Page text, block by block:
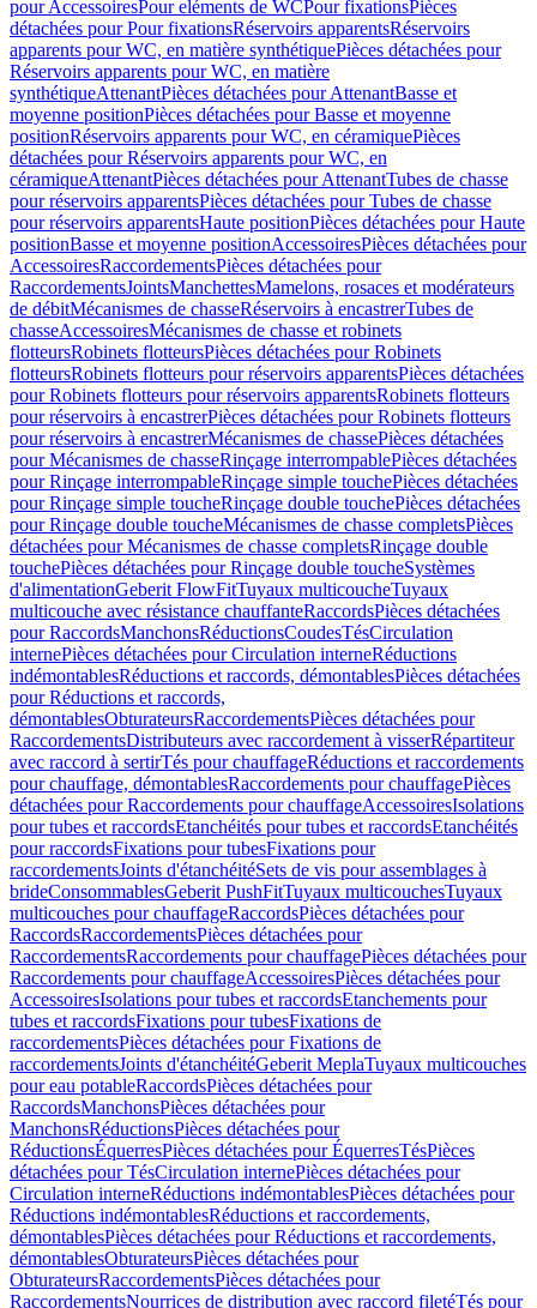
pour AccessoiresPour eléments de WCPour fixationsPièces
détachées pour Pour fixationsRéservoirs apparentsRéservoirs
apparents pour WC, en matière synthétiquePièces détachées pour
Réservoirs apparents pour WC, en matière
synthétiqueAttenantPièces détachées pour AttenantBasse et
moyenne positionPièces détachées pour Basse et moyenne
positionRéservoirs apparents pour WC, en céramiquePièces
détachées pour Réservoirs apparents pour WC, en
céramiqueAttenantPièces détachées pour AttenantTubes de chasse
pour réservoirs apparentsPièces détachées pour Tubes de chasse
pour réservoirs apparentsHaute positionPièces détachées pour Haute
positionBasse et moyenne positionAccessoiresPièces détachées pour
AccessoiresRaccordementsPièces détachées pour
RaccordementsJointsManchettesMamelons, rosaces et modérateurs
de débitMécanismes de chasseRéservoirs à encastrerTubes de
chasseAccessoiresMécanismes de chasse et robinets
flotteursRobinets flotteursPièces détachées pour Robinets
flotteursRobinets flotteurs pour réservoirs apparentsPièces détachées
pour Robinets flotteurs pour réservoirs apparentsRobinets flotteurs
pour réservoirs à encastrerPièces détachées pour Robinets flotteurs
pour réservoirs à encastrerMécanismes de chassePièces détachées
pour Mécanismes de chasseRinçage interrompablePièces détachées
pour Rinçage interrompableRinçage simple touchePièces détachées
pour Rinçage simple toucheRinçage double touchePièces détachées
pour Rinçage double toucheMécanismes de chasse completsPièces
détachées pour Mécanismes de chasse completsRinçage double
touchePièces détachées pour Rinçage double toucheSystèmes
d'alimentationGeberit FlowFitTuyaux multicoucheTuyaux
multicouche avec résistance chauffanteRaccordsPièces détachées
pour RaccordsManchonsRéductionsCoudesTésCirculation
internePièces détachées pour Circulation interneRéductions
indémontablesRéductions et raccords, démontablesPièces détachées
pour Réductions et raccords,
démontablesObturateursRaccordementsPièces détachées pour
RaccordementsDistributeurs avec raccordement à visserRépartiteur
avec raccord à sertirTés pour chauffageRéductions et raccordements
pour chauffage, démontablesRaccordements pour chauffagePièces
détachées pour Raccordements pour chauffageAccessoiresIsolations
pour tubes et raccordsEtanchéités pour tubes et raccordsEtanchéités
pour raccordsFixations pour tubesFixations pour
raccordementsJoints d'étanchéitéSets de vis pour assemblages à
brideConsommablesGeberit PushFitTuyaux multicouchesTuyaux
multicouches pour chauffageRaccordsPièces détachées pour
RaccordsRaccordementsPièces détachées pour
RaccordementsRaccordements pour chauffagePièces détachées pour
Raccordements pour chauffageAccessoiresPièces détachées pour
AccessoiresIsolations pour tubes et raccordsEtanchements pour
tubes et raccordsFixations pour tubesFixations de
raccordementsPièces détachées pour Fixations de
raccordementsJoints d'étanchéitéGeberit MeplaTuyaux multicouches
pour eau potableRaccordsPièces détachées pour
RaccordsManchonsPièces détachées pour
ManchonsRéductionsPièces détachées pour
RéductionsÉquerresPièces détachées pour ÉquerresTésPièces
détachées pour TésCirculation internePièces détachées pour
Circulation interneRéductions indémontablesPièces détachées pour
Réductions indémontablesRéductions et raccordements,
démontablesPièces détachées pour Réductions et raccordements,
démontablesObturateursPièces détachées pour
ObturateursRaccordementsPièces détachées pour
RaccordementsNourrices de distribution avec raccord filetéTés pour